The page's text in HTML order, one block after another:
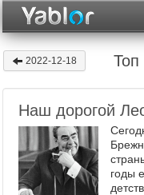
2022-12-18 Топ
Наш дорогой
годы